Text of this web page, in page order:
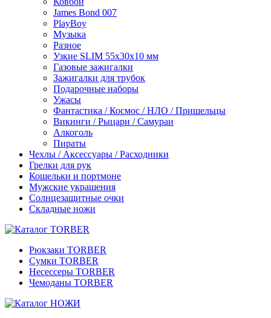
James Bond 007
PlayBoy
Музыка
Разное
Узкие SLIM 55x30x10 мм
Газовые зажигалки
Зажигалки для трубок
Подарочные наборы
Ужасы
Фантастика / Космос / НЛО / Пришельцы
Викинги / Рыцари / Самураи
Алкоголь
Пираты
Чехлы / Аксессуары / Расходники
Грелки для рук
Кошельки и портмоне
Мужские украшения
Солнцезащитные очки
Складные ножи
Рюкзаки TORBER
Сумки TORBER
Несессеры TORBER
Чемоданы TORBER